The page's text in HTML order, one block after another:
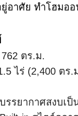
ยู่อาศัย ทำโฮมอ
ตร.ม.
ไร่ (2,400 ตร.
รรยากาศสงบเป็